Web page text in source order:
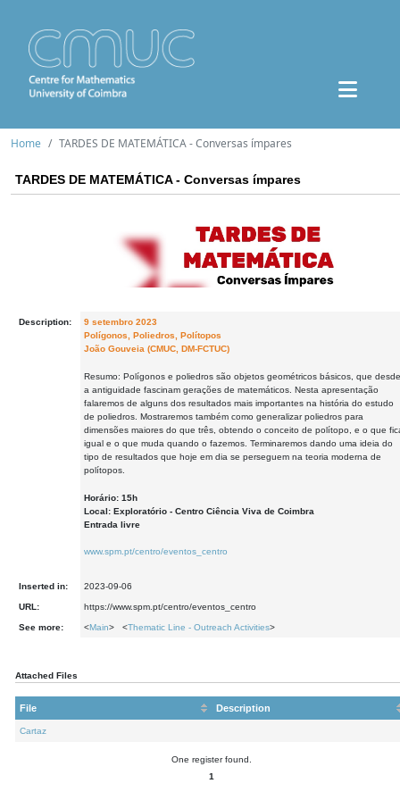
Home TARDES DE MATEMÁTICA - Conversas ímpares
TARDES DE MATEMÁTICA - Conversas ímpares
Description:
9 setembro 2023
Polígonos, Poliedros, Polítopos
João Gouveia (CMUC, DM-FCTUC)
Resumo: Polígonos e poliedros são objetos geométricos básicos, que desde
a antiguidade fascinam gerações de matemáticos. Nesta apresentação
falaremos de alguns dos resultados mais importantes na história do estudo
de poliedros. Mostraremos também como generalizar poliedros para
dimensões maiores do que três, obtendo o conceito de polítopo, e o que
igual e o que muda quando o fazemos. Terminaremos dando uma ideia do
tipo de resultados que hoje em dia se perseguem na teoria moderna de
polítopos.
Horário: 15h
Local: Exploratório - Centro Ciência Viva de Coimbra
Entrada livre
www.spm.pt/centro/eventos_centro
Inserted in: 2023-09-06
URL: https://www.spm.pt/centro/eventos_centro
See more: <Main> <Thematic Line - Outreach Activities>
Attached Files
File Description
Cartaz
One register found.
1